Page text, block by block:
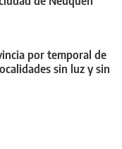
por temporal de
sin luz y sin